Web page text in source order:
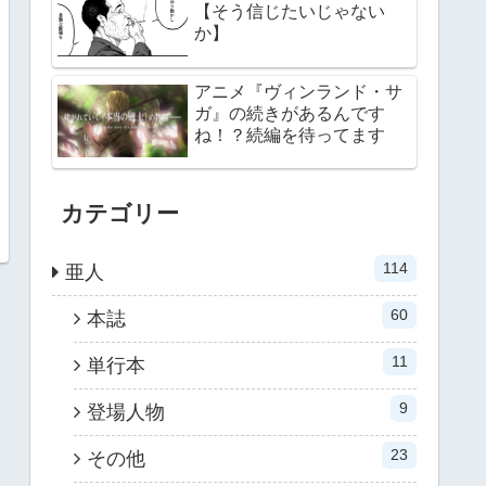
【そう信じたいじゃない
か】
アニメ『ヴィンランド・サ
ガ』の続きがあるんです
ね！？続編を待ってます
カテゴリー
亜人 114
本誌 60
単行本 11
登場人物 9
その他 23